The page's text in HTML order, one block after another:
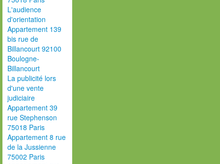
L'audience
d'orientation
Appartement 139
bis rue de
Billancourt 92100
Boulogne-
Billancourt
La publicité lors
d'une vente
judiciaire
Appartement 39
rue Stephenson
75018 Paris
Appartement 8 rue
de la Jussienne
75002 Paris